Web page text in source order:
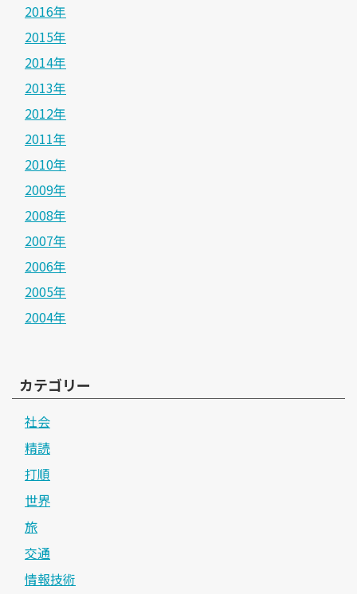
2016年
2015年
2014年
2013年
2012年
2011年
2010年
2009年
2008年
2007年
2006年
2005年
2004年
カテゴリー
社会
精読
打順
世界
旅
交通
情報技術